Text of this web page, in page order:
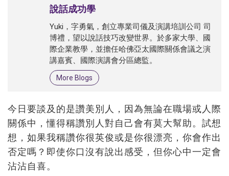
說話成功學
Yuki，字勇氣，創立專業司儀及演講培訓公司 司
博禮，望以說話技巧改變世界。於多家大學、國
際企業教學，並擔任哈佛亞太國際關係會議之演
講嘉賓、國際演講會分區總監。
More Blogs
今日要談及的是讚美別人，因為無論在職場或人際
關係中，懂得稱讚別人對自己會有莫大幫助。試想
想，如果我稱讚你很英俊或是你很漂亮，你會作出
否定嗎？即使你口沒有說出感受，但你心中一定會
沾沾自喜。